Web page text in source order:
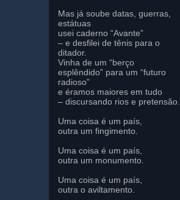
Mas já soube datas, guerras,
estátuas
usei caderno “Avante”
– e desfilei de tênis para o
ditador.
Vinha de um “berço
esplêndido” para um “futuro
radioso”
e éramos maiores em tudo
– discursando rios e pretensão.
Uma coisa é um país,
outra um fingimento.
Uma coisa é um país,
outra um monumento.
Uma coisa é um país,
outra o aviltamento.